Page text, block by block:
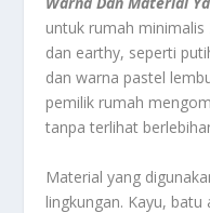
untuk rumah
dan earthy, seperti
dan warna pastel
pemilik rumah
tanpa terlihat
Material yang
lingkungan. Kayu,